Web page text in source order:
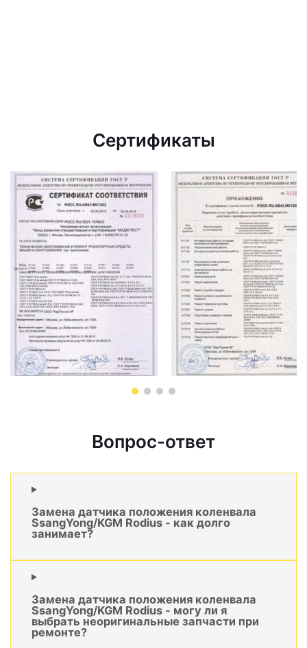
Сертификаты
Вопрос-ответ
Замена датчика положения коленвала
SsangYong/KGM Rodius - как долго
занимает?
Замена датчика положения коленвала
SsangYong/KGM Rodius - могу ли я
выбрать неоригинальные запчасти при
ремонте?